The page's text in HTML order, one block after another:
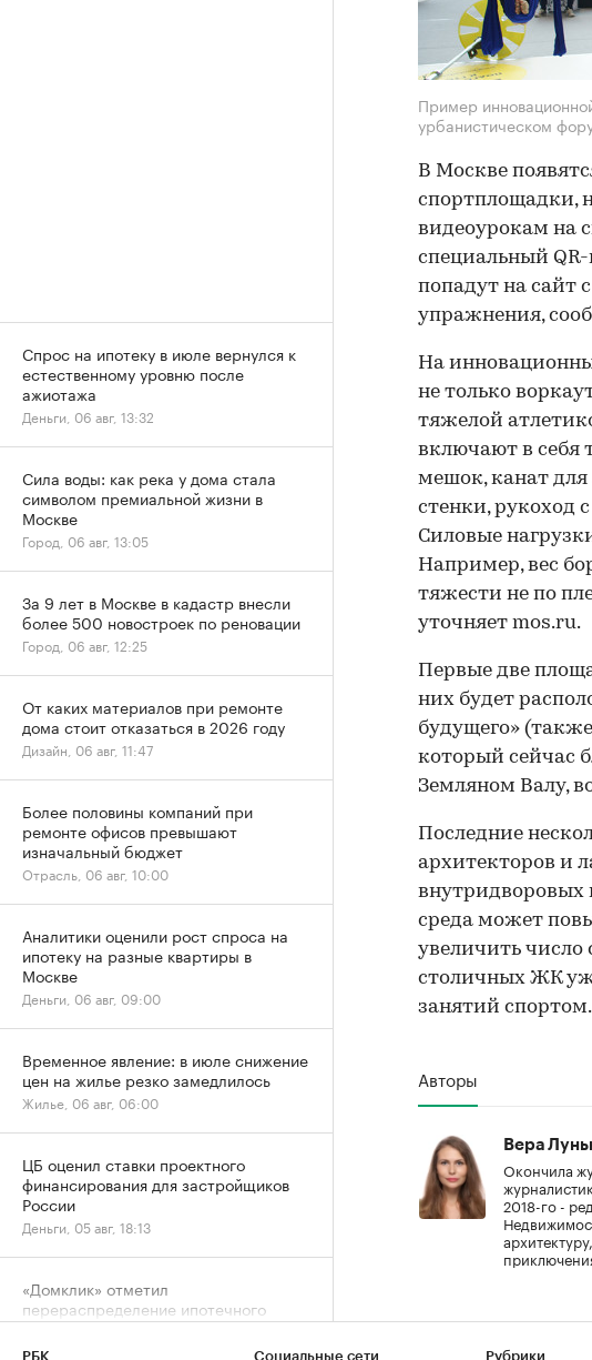
Пример
урбанистическом
В Москве
спортплощадки,
видеоурокам на
специальный
попадут на сайт
упражнения,
На
не только
тяжелой
включают в себя
мешок, канат
стенки, рукоход
Силовые
Например, вес
тяжести не по
уточняет mos.ru.
Первые две
них будет
будущего»
который сейчас
Земляном Валу,
Последние
архитекторов и
внутридворовых
среда может
увеличить число
столичных ЖК
занятий спортом.
Авторы
Вера
Окончила
2018-го -
Спрос на ипотеку в июле вернулся к
естественному уровню после
ажиотажа
Деньги, 06 авг, 13:32
Сила воды: как река у дома стала
символом премиальной жизни в
Москве
Город, 06 авг, 13:05
За 9 лет в Москве в кадастр внесли
более 500 новостроек по реновации
Город, 06 авг, 12:25
От каких материалов при ремонте
дома стоит отказаться в 2026 году
Дизайн, 06 авг, 11:47
Более половины компаний при
ремонте офисов превышают
изначальный бюджет
Отрасль, 06 авг, 10:00
Аналитики оценили рост спроса на
ипотеку на разные квартиры в
Москве
Деньги, 06 авг, 09:00
Временное явление: в июле снижение
цен на жилье резко замедлилось
Жилье, 06 авг, 06:00
ЦБ оценил ставки проектного
финансирования для застройщиков
России
Деньги, 05 авг, 18:13
«Домклик» отметил
перераспределение ипотечного
спроса в сторону вторички
Деньги, 05 авг, 15:13
РБК Социальные сети Рубрики